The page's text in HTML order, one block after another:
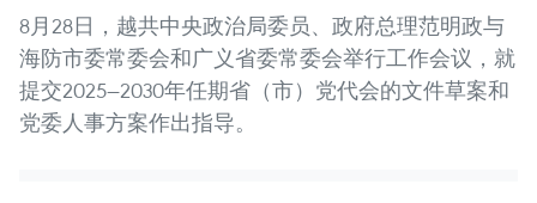
8月28日，越共中央政治局委员、政府总理范明政与
海防市委常委会和广义省委常委会举行工作会议，就
提交2025—2030年任期省（市）党代会的文件草案和
党委人事方案作出指导。